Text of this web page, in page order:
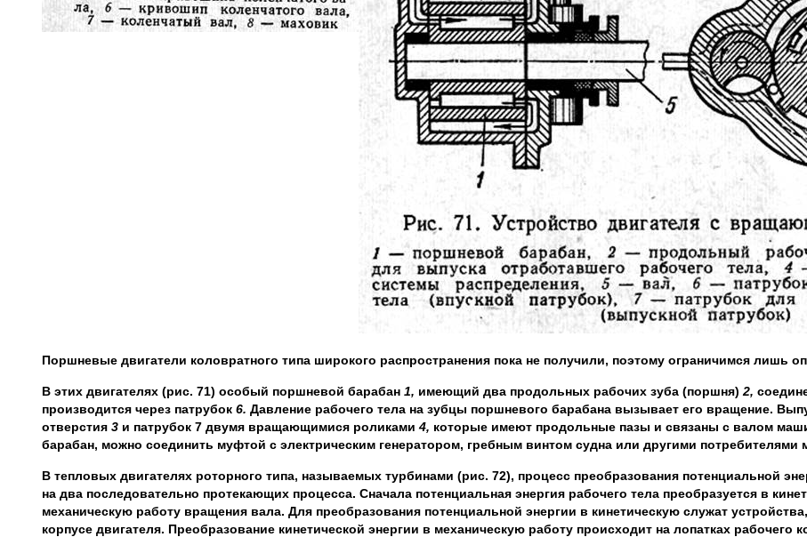
Поршневые двигатели коловратного типа широкого распространения пока не получили, поэтому ограничимся лишь
В этих двигателях (рис. 71) особый поршневой барабан 1, имеющий два продольных рабочих зуба (поршня) 2,
производится через патрубок 6. Давление рабочего тела на зубцы поршневого барабана вызывает его вращение.
отверстия 3 и патрубок 7 двумя вращающимися роликами 4, которые имеют продольные пазы и связаны с валом
барабан, можно соединить муфтой с электрическим генератором, гребным винтом судна или другими потребителями
В тепловых двигателях роторного типа, называемых турбинами (рис. 72), процесс преобразования потенциальной
на два последовательно протекающих процесса. Сначала потенциальная энергия рабочего тела преобразуется в
механическую работу вращения вала. Для преобразования потенциальной энергии в кинетическую служат
корпусе двигателя. Преобразование кинетической энергии в механическую работу происходит на лопатках